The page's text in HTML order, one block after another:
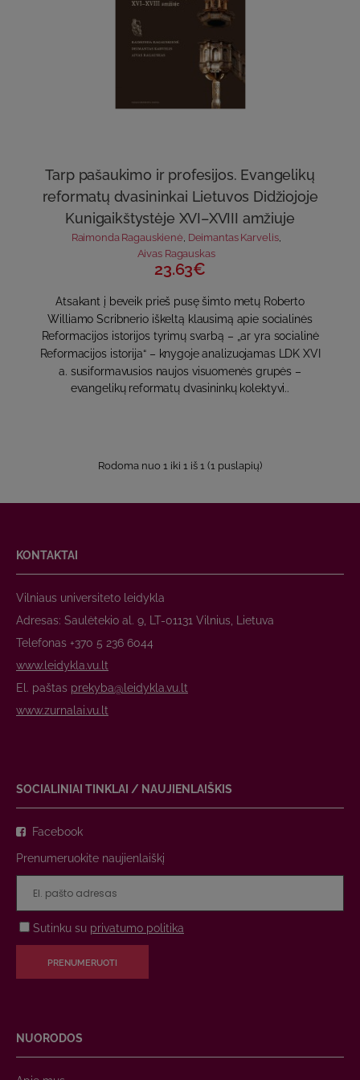
Tarp pašaukimo ir profesijos. Evangelikų
reformatų dvasininkai Lietuvos Didžiojoje
Kunigaikštystėje XVI–XVIII amžiuje
Raimonda Ragauskienė Deimantas Karvelis,
Aivas Ragauskas
23.63€
Atsakant į beveik prieš pusę šimto metų Roberto
Williamo Scribnerio iškeltą klausimą apie socialinės
Reformacijos istorijos tyrimų svarbą – „ar yra socialinė
Reformacijos istorija“ – knygoje analizuojamas LDK XVI
a. susiformavusios naujos visuomenės grupės –
evangelikų reformatų dvasininkų kolektyvi..
Rodoma nuo 1 iki 1 iš 1 (1 puslapių)
KONTAKTAI
Vilniaus universiteto leidykla
Adresas: Saulėtekio al. 9, LT-01131 Vilnius, Lietuva
Telefonas +370 5 236 6044
www.leidykla.vu.lt
El. paštas prekyba@leidykla.vu.lt
www.zurnalai.vu.lt
SOCIALINIAI TINKLAI / NAUJIENLAIŠKIS
Facebook
Prenumeruokite naujienlaiškį
Sutinku su privatumo politika
PRENUMERUOTI
NUORODOS